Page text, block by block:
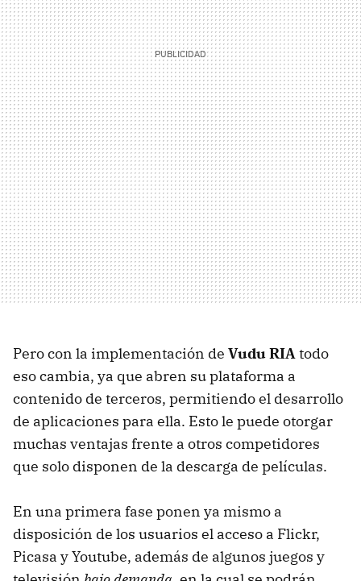
Pero con la implementación de Vudu RIAtodo
eso cambia, ya que abren su plataforma a
contenido de terceros, permitiendo el desarrollo
de aplicaciones para ella. Esto le puede otorgar
muchas ventajas frente a otros competidores
que solo disponen de la descarga de películas.
En una primera fase ponen ya mismo a
disposición de los usuarios el acceso a Flickr,
Picasa y Youtube, además de algunos juegos y